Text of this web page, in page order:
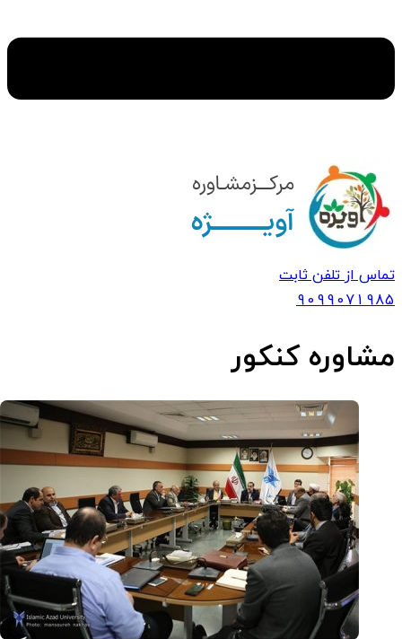
تماس از تلفن ثابت
9099071985
مشاوره کنکور